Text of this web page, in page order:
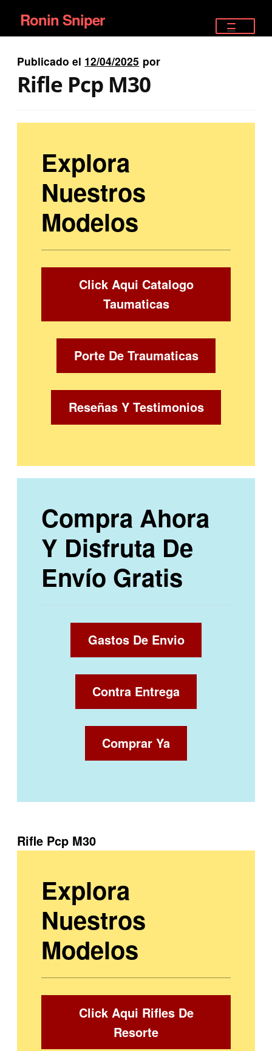
Ir
a
la
navegación
Ir
al
contenido
Ronin Sniper
EQUIPAMIENTO ÉLITE
SATELITALES
Publicado el 12/04/2025 por
Rifle Pcp M30
Explora
Nuestros
Modelos
Click Aqui Catalogo
Taumaticas
Porte De Traumaticas
Reseñas Y Testimonios
Compra Ahora
Y Disfruta De
Envío Gratis
Gastos De Envio
Contra Entrega
Comprar Ya
Rifle Pcp M30
Explora
Nuestros
Modelos
Click Aqui Rifles De
Resorte